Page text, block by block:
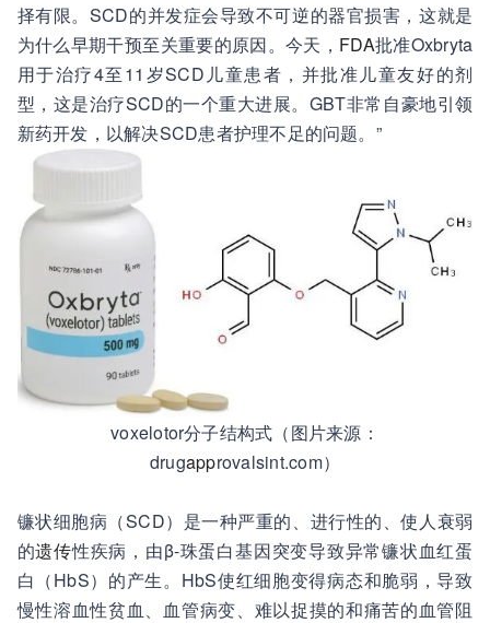
择有限。SCD的并发症会导致不可逆的器官损害，这就是
为什么早期干预至关重要的原因。今天， FDA批准Oxbryta
用于治疗4至11岁SCD儿童患者，并批准儿童友好的剂
型，这是治疗SCD的一个重大进展。GBT非常自豪地引领
新药开发，以解决SCD患者护理不足的问题。”
voxelotor分子结构式（图片来源：
drugapprovalsint.com）
镰状细胞病（SCD）是一种严重的、进行性的、使人衰弱
的遗传性疾病，由β-珠蛋白基因突变导致异常镰状血红蛋
白（HbS）的产生。HbS使红细胞变得病态和脆弱，导致
慢性溶血性贫血、血管病变、难以捉摸的和痛苦的血管阻